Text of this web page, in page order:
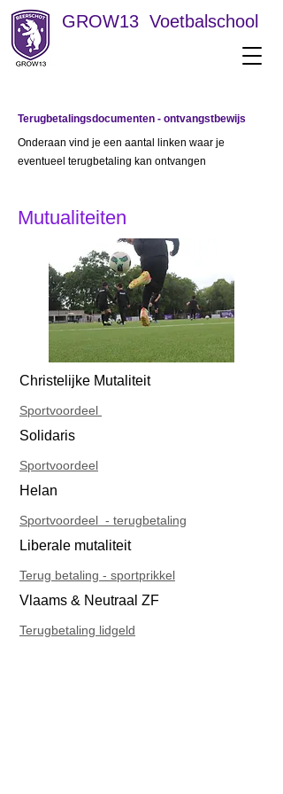
GROW13 Voetbalschool
Terugbetalingsdocumenten - ontvangstbewijs
Onderaan vind je een aantal linken waar je
eventueel terugbetaling kan ontvangen
Mutualiteiten
Christelijke Mutaliteit
Sportvoordeel
Solidaris
Sportvoordeel
Helan
Sportvoordeel - terugbetaling
Liberale mutaliteit
Terug betaling - sportprikkel
Vlaams & Neutraal ZF
Terugbetaling lidgeld